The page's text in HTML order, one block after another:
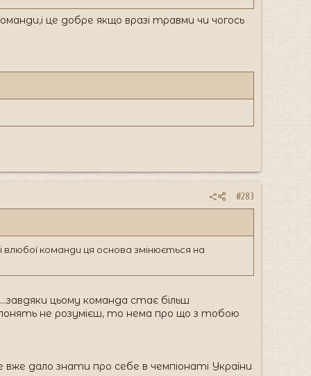
це добре якщо вразі травми чи чогось
#283
команди ця основа змінюється на
цьому команда стає більш
не розумієш, то нема про що з тобою
дало знати про себе в чемпіонаті України